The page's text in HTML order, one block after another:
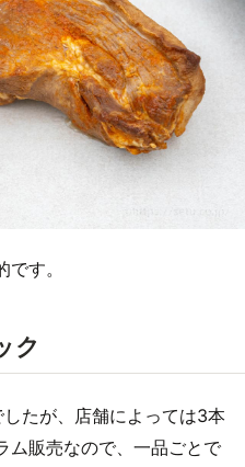
す。
ク
たが、店舗によっては3本
ム販売なので、一品ごとで